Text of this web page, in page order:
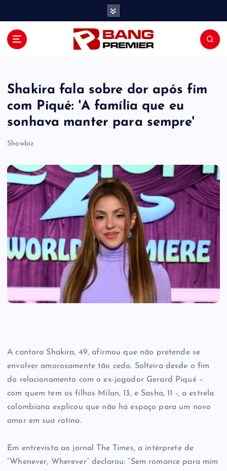
Shakira fala sobre dor após fim
com Piqué: 'A família que eu
sonhava manter para sempre'
Showbiz
A cantora Shakira, 49, afirmou que não pretende se
envolver amorosamente tão cedo. Solteira desde o fim
do relacionamento com o ex-jogador Gerard Piqué –
com quem tem os filhos Milan, 13, e Sasha, 11 -, a estrela
colombiana explicou que não há espaço para um novo
amor em sua rotina.
Em entrevista ao jornal The Times, a intérprete de
“Whenever, Wherever” declarou: “Sem romance para mim